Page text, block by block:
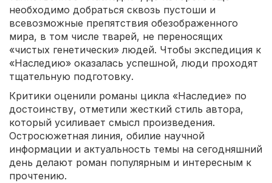
необходимо добраться сквозь пустоши и
всевозможные препятствия обезображенного
мира, в том числе тварей, не переносящих
«чистых генетически» людей. Чтобы экспедиция к
«Наследию» оказалась успешной, люди проходят
тщательную подготовку.
Критики оценили романы цикла «Наследие» по
достоинству, отметили жесткий стиль автора,
который усиливает смысл произведения.
Остросюжетная линия, обилие научной
информации и актуальность темы на сегодняшний
день делают роман популярным и интересным к
прочтению.